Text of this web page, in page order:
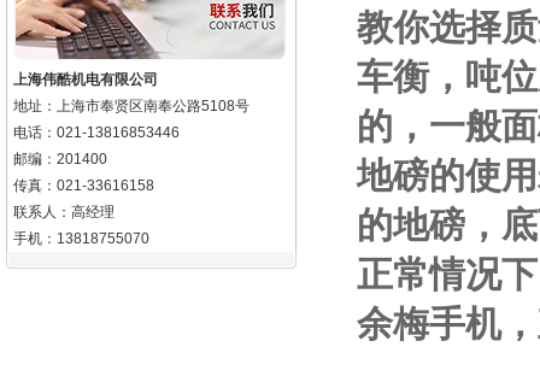
上海伟酷机电有限公司
地址：上海市奉贤区南奉公路5108号
电话：021-13816853446
邮编：201400
传真：021-33616158
联系人：高经理
手机：13818755070
教你选择
车衡，吨
的，一般
地磅的使
的地磅，
正常情况
余梅手机